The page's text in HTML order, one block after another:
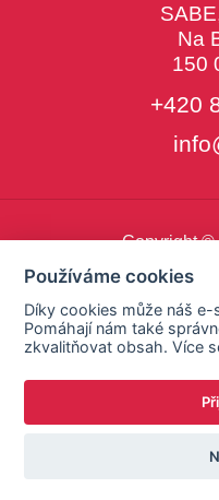
Na
150
+420
Copyright ©
Používáme cookies
Díky cookies může náš
Pomáhají nám také
zkvalitňovat obsah. Více